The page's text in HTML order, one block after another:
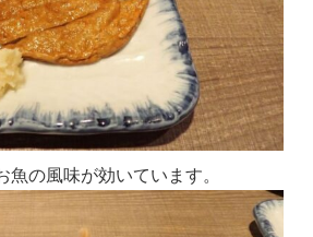
魚の風味が効いています。